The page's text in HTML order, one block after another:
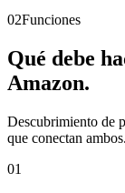
02Funciones
Qué debe
Amazon.
Descubrimiento de
que conectan ambos.
01